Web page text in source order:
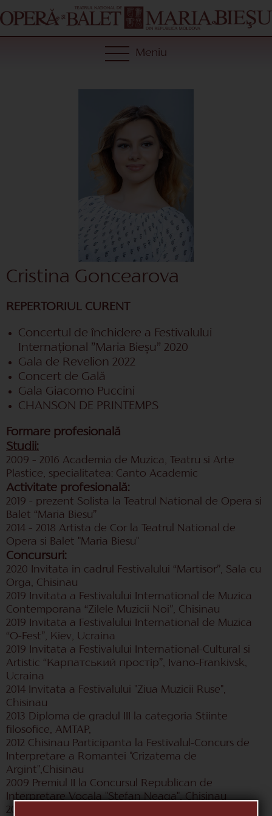
Meniu
Cristina Goncearova
REPERTORIUL CURENT
Concertul de închidere a Festivalului
Internațional ”Maria Bieșu” 2020
Gala de Revelion 2022
Concert de Gală
Gala Giacomo Puccini
CHANSON DE PRINTEMPS
Formare profesională
Studii:
2009 – 2016 Academia de Muzica, Teatru si Arte
Plastice, specialitatea: Canto Academic
Activitate profesională:
2019 - prezent Solista la Teatrul National de Opera si
Balet “Maria Biesu”
2014 – 2018 Artista de Cor la Teatrul National de
Opera si Balet "Maria Biesu"
Concursuri:
2020 Invitata in cadrul Festivalului “Martisor”, Sala cu
Orga, Chisinau
2019 Invitata a Festivalului International de Muzica
Contemporana “Zilele Muzicii Noi”, Chisinau
2019 Invitata a Festivalului International de Muzica
“O-Fest”, Kiev, Ucraina
2019 Invitata a Festivalului International-Cultural si
Artistic “Карпатський простір”, Ivano-Frankivsk,
Ucraina
2014 Invitata a Festivalului "Ziua Muzicii Ruse",
Chisinau
2013 Diploma de gradul III la categoria Stiinte
filosofice, AMTAP,
2012 Chisinau Participanta la Festivalul-Concurs de
Interpretare a Romantei "Crizatema de
Argint",Chisinau
2009 Premiul II la Concursul Republican de
Interpretare Vocala "Stefan Neaga", Chisinau
2008 Premiul II la Concursul de muzica usoara "Ne